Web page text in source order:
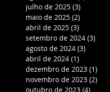
julho de 2025 (3)
maio de 2025 (2)
abril de 2025 (3)
setembro de 2024 (3)
agosto de 2024 (3)
abril de 2024 (1)
dezembro de 2023 (1)
novembro de 2023 (2)
outubro de 2023 (4)